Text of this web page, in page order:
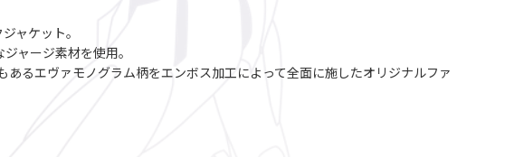
ャケット。
ャージ素材を使用。
るエヴァモノグラム柄をエンボス加工によって全面に施したオリジナルファ